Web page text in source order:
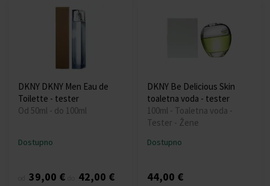
DKNY DKNY Men Eau de
Toilette - tester
Od 50ml - do 100ml
Dostupno
39,00 € 42,00 €
DKNY Be Delicious Skin
toaletna voda - tester
100ml - Toaletna voda -
Tester - Žene
Dostupno
44,00 €